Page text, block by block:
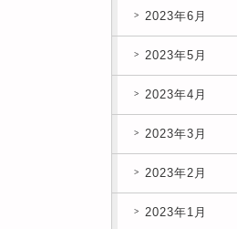
2023年6月
2023年5月
2023年4月
2023年3月
2023年2月
2023年1月